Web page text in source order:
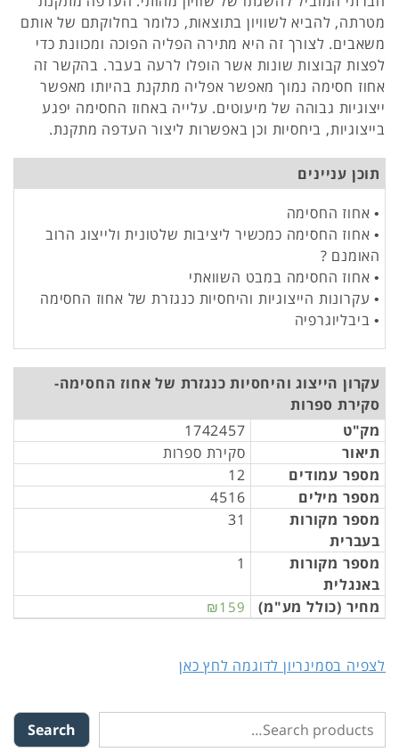
מטרתה, להביא לשוויון בתוצאות, כלומר בחלוקתם של אותם
משאבים. לצורך זה היא מתירה הפליה הפוכה ומכוונת כדי
לפצות קבוצות שונות אשר הופלו לרעה בעבר. בהקשר זה
אחוז חסימה נמוך מאפשר אפליה מתקנת בהיותו מאפשר
ייצוגיות גבוהה של מיעוטים. עלייה באחוז החסימה יפגע
בייצוגיות, ביחסיות וכן באפשרות ליצור העדפה מתקנת.
תוכן עניינים
• אחוז החסימה
• אחוז החסימה כמכשיר ליציבות שלטונית ולייצוג הרוב
האומנם ?
• אחוז החסימה במבט השוואתי
• עקרונות הייצוגיות והיחסיות כנגזרת של אחוז החסימה
• ביבליוגרפיה
עקרון הייצוג והיחסיות כנגזרת של אחוז החסימה-
סקירת ספרות
מק"ט
1742457
תיאור
סקירת ספרות
מספר עמודים
12
מספר מילים
4516
מספר מקורות
בעברית
31
מספר מקורות
באנגלית
1
מחיר (כולל מע"מ) ₪159
לצפיה בסמינריון לדוגמה לחץ כאן
Search